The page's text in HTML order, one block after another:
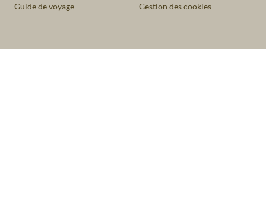
Guide de voyage Gestion des cookies